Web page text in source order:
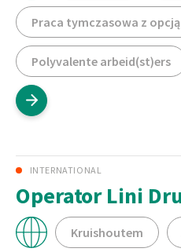
Praca tymczasowa z opcją
Polyvalente arbeid(st)ers
INTERNATIONAL
Operator Lini
Kruishoutem